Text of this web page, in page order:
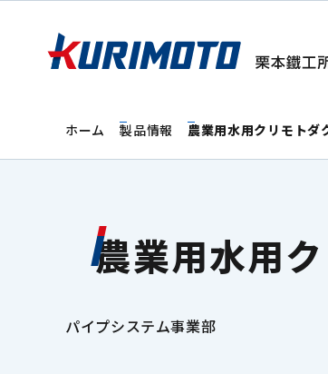
ホーム 製品情報 農業用水用クリモトダ
農業用水用
パイプシステム事業部